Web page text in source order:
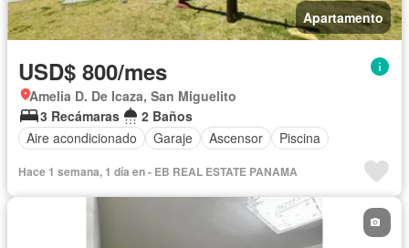
Apartamento
USD$ 800/mes
Amelia D. De Icaza, San Miguelito
3 Recámaras
2 Baños
Aire acondicionado
Garaje Ascensor Piscina
Hace 1 semana, 1 día en - EB REAL ESTATE PANAMA